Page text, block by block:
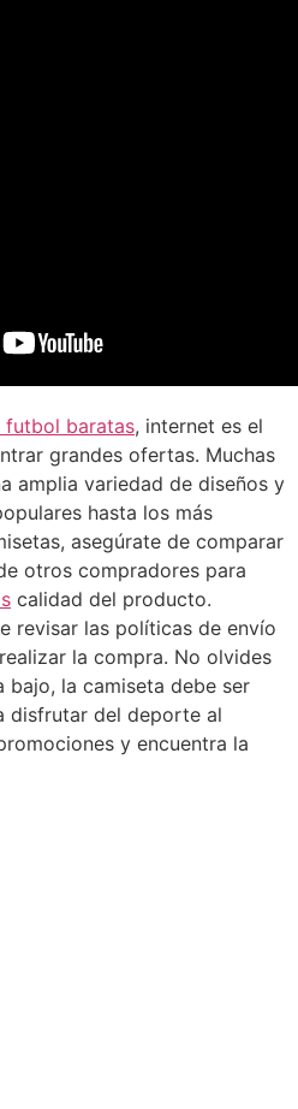
futbol baratas, internet es el
grandes ofertas. Muchas
amplia variedad de diseños y
hasta los más
asegúrate de comparar
otros compradores para
calidad del producto.
revisar las políticas de envío
la compra. No olvides
bajo, la camiseta debe ser
disfrutar del deporte al
y encuentra la